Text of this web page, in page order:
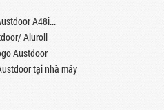
A48i...
Aluroll
Austdoor
tại nhà máy